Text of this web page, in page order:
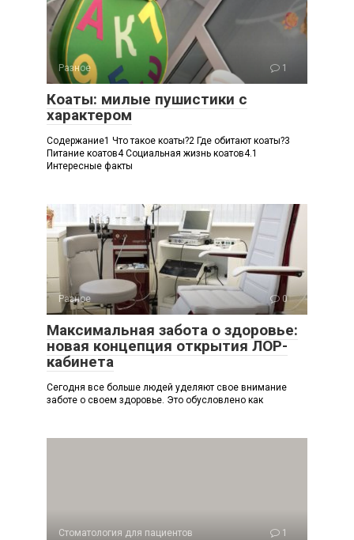
Разное 1
Коаты: милые пушистики с
характером
Содержание1 Что такое коаты?2 Где обитают коаты?3
Питание коатов4 Социальная жизнь коатов4.1
Интересные факты
Разное 0
Максимальная забота о здоровье:
новая концепция открытия ЛОР-
кабинета
Сегодня все больше людей уделяют свое внимание
заботе о своем здоровье. Это обусловлено как
Стоматология для пациентов 1